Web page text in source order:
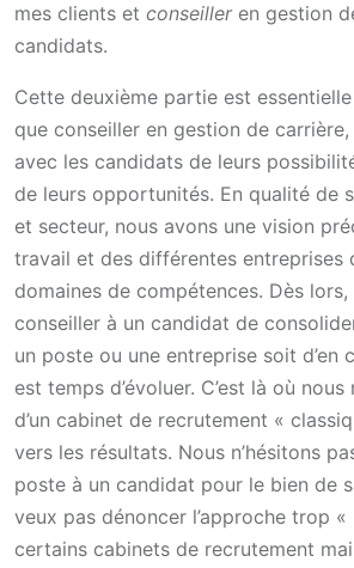
mes clients et conseilleren gestion
candidats.
Cette deuxième partie est essentielle
que conseiller en gestion de
avec les candidats de leurs
de leurs opportunités. En qualité de
et secteur, nous avons une vision
travail et des différentes entreprises
domaines de compétences. Dès
conseiller à un candidat de
un poste ou une entreprise soit d’en
est temps d’évoluer. C’est là où
d’un cabinet de recrutement «
vers les résultats. Nous n’hésitons
poste à un candidat pour le bien de
veux pas dénoncer l’approche trop «
certains cabinets de recrutement